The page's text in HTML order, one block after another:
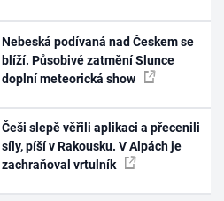
Nebeská podívaná nad Českem se
blíží. Působivé zatmění Slunce
doplní meteorická show
Češi slepě věřili aplikaci a přecenili
síly, píší v Rakousku. V Alpách je
zachraňoval vrtulník